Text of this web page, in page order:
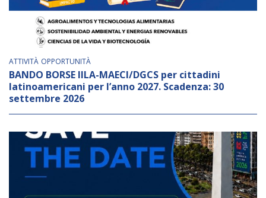
ATTIVITÀ OPPORTUNITÀ
BANDO BORSE IILA-MAECI/DGCS per cittadini
latinoamericani per l’anno 2027. Scadenza: 30
settembre 2026